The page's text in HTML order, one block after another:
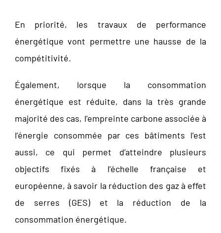
En priorité, les travaux de performance
énergétique vont permettre une hausse de la
compétitivité.
Également, lorsque la consommation
énergétique est réduite, dans la très grande
majorité des cas, l’empreinte carbone associée à
l’énergie consommée par ces bâtiments l’est
aussi, ce qui permet d’atteindre plusieurs
objectifs fixés à l’échelle française et
européenne, à savoir la réduction des gaz à effet
de serres (GES) et la réduction de la
consommation énergétique.